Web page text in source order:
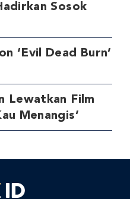
Sosok
‘Evil Dead Burn’
Lewatkan Film
Menangis’